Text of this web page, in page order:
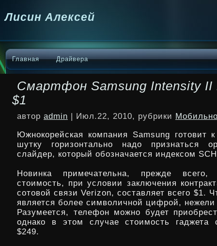
Лисин Алексей
Главная Драйвера
Смартфон Samsung Intensity II
$1
автор admin | Июл.22, 2010, рубрики
Южнокорейская компания Samsung готовит
шутку горизонтально надо признаться
слайдер, который обозначается индексом
Новинка примечательна, прежде
стоимость, при условии заключения
сотовой связи Verizon, составляет всего $1.
является более символичной цифрой,
Разумеется, телефон можно будет
однако в этом случае стоимость гаджета
$249.